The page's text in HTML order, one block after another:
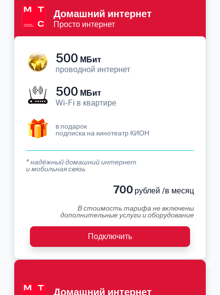
Домашний интернет
Просто интернет
500 МБит
проводной интернет
500 МБит
Wi-Fi в квартире
в подарок
подписка на кинотеатр КИОН
* надёжный домашний интернет
и мобильная связь
700 рублей /в месяц
В стоимость тарифа не включены
дополнительные услуги и оборудование
Подключить
Домашний интернет